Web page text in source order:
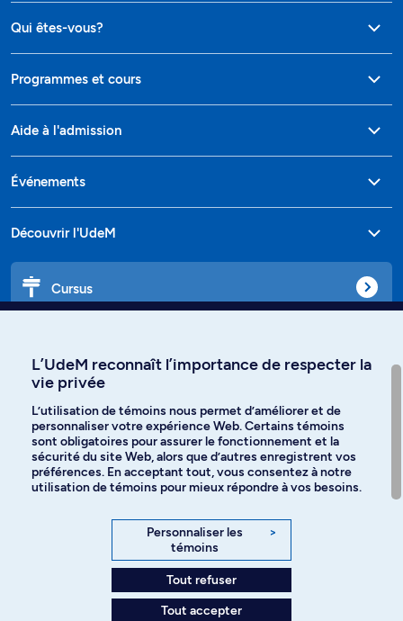
Qui êtes-vous?
Programmes et cours
Aide à l'admission
Événements
Découvrir l'UdeM
Cursus
Langues
Facebook Instagram
YouTube
L’UdeM reconnaît l’importance de respecter la
vie privée
L’utilisation de témoins nous permet d’améliorer et de
personnaliser votre expérience Web. Certains témoins
sont obligatoires pour assurer le fonctionnement et la
sécurité du site Web, alors que d’autres enregistrent vos
préférences. En acceptant tout, vous consentez à notre
utilisation de témoins pour mieux répondre à vos besoins.
Personnaliser les
témoins
>
Tout refuser
Tout accepter